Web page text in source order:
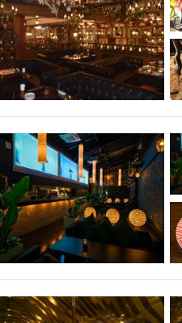
ダイエット中にお
ソファー
激辛
ファーストフード
スクリーン
カニ
カフェ
餃子
キリン
ホッピー
焼肉
マイク
サッポ
市立病院前駅周辺
綺麗orお洒落なト
クラフトビール
壺川駅周辺
ラクレット
赤